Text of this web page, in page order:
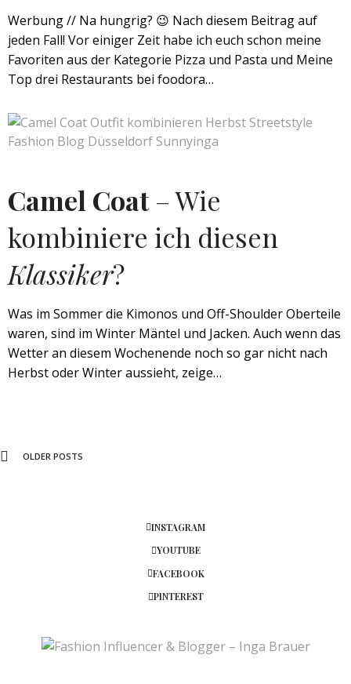
Werbung // Na hungrig? 😉 Nach diesem Beitrag auf
jeden Fall! Vor einiger Zeit habe ich euch schon meine
Favoriten aus der Kategorie Pizza und Pasta und Meine
Top drei Restaurants bei foodora…
Camel Coat– Wie
kombiniere ich diesen
Klassiker?
Was im Sommer die Kimonos und Off-Shoulder Oberteile
waren, sind im Winter Mäntel und Jacken. Auch wenn das
Wetter an diesem Wochenende noch so gar nicht nach
Herbst oder Winter aussieht, zeige…
OLDER POSTS
INSTAGRAM
YOUTUBE
FACEBOOK
PINTEREST